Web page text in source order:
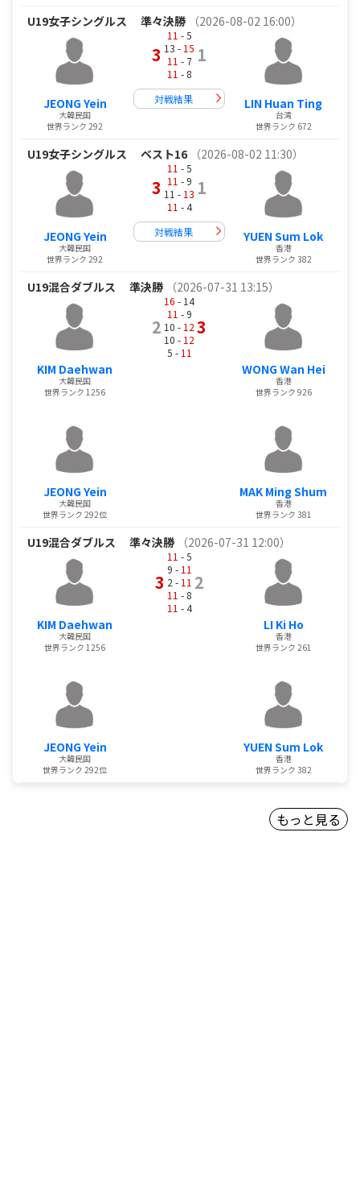
U19女子シングルス 準々決勝 （2026-08-02 16:00）
JEONG Yein
大韓民国
世界ランク 292
3
11 - 5
13 - 15
11 - 7
11 - 8
1
対戦結果 LIN Huan Ting
台湾
世界ランク 672
U19女子シングルス ベスト16 （2026-08-02 11:30）
JEONG Yein
大韓民国
世界ランク 292
3
11 - 5
11 - 9
11 - 13
11 - 4
1
対戦結果 YUEN Sum Lok
香港
世界ランク 382
U19混合ダブルス 準決勝 （2026-07-31 13:15）
KIM Daehwan
大韓民国
世界ランク 1256
JEONG Yein
大韓民国
世界ランク 292位
2
16 - 14
11 - 9
10 - 12
10 - 12
5 - 11
3
WONG Wan Hei
香港
世界ランク 926
MAK Ming Shum
香港
世界ランク 381
U19混合ダブルス 準々決勝 （2026-07-31 12:00）
KIM Daehwan
大韓民国
世界ランク 1256
JEONG Yein
大韓民国
世界ランク 292位
3
11 - 5
9 - 11
2 - 11
11 - 8
11 - 4
2
LI Ki Ho
香港
世界ランク 261
YUEN Sum Lok
香港
世界ランク 382
もっと見る